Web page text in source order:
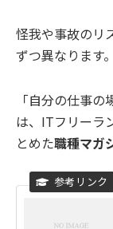
怪我や事故のリ
ずつ異なります。
「自分の仕事
は、ITフリーラ
とめた職種マガ